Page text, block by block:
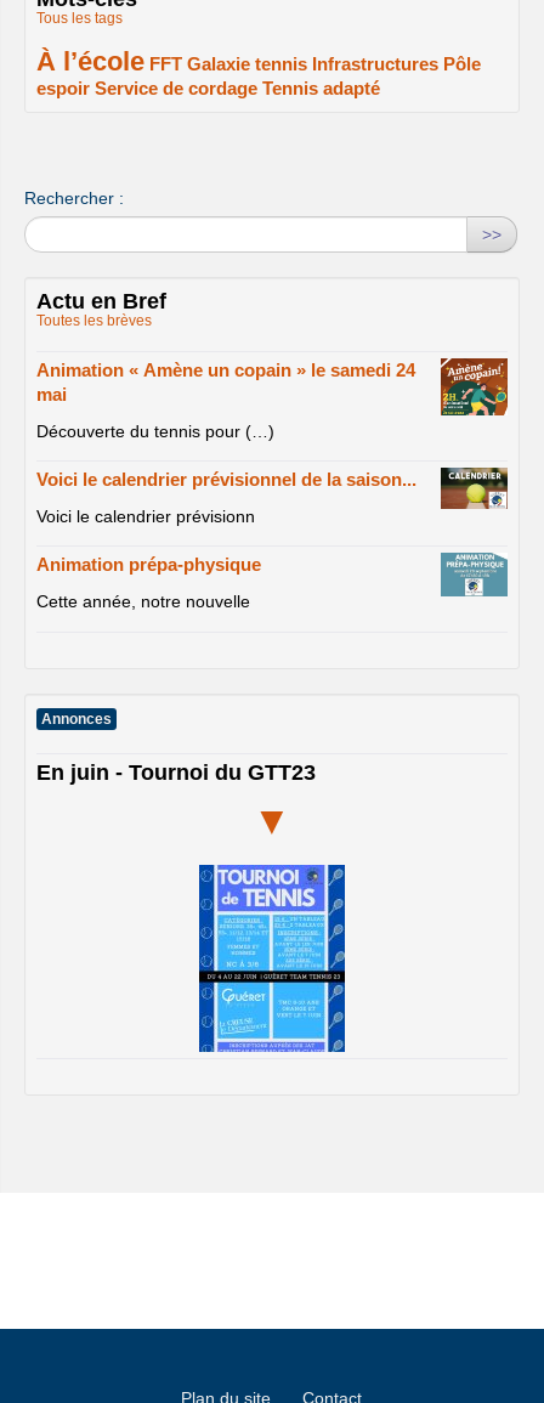
Tous les tags
À l’école
2/2 FFT
1/2 Galaxie tennis
1/2 Infrastructures
1/2
Pôle
espoir
1/2 Service de cordage
1/2 Tennis adapté
1/2
Rechercher :
>>
Actu en Bref
Toutes les brèves
Animation « Amène un copain » le samedi 24
mai
Découverte du tennis pour (…)
Voici le calendrier prévisionnel de la saison...
Voici le calendrier prévisionn
Animation prépa-physique
Cette année, notre nouvelle
Annonces
En juin - Tournoi du GTT23
▼
Plan du site Contact